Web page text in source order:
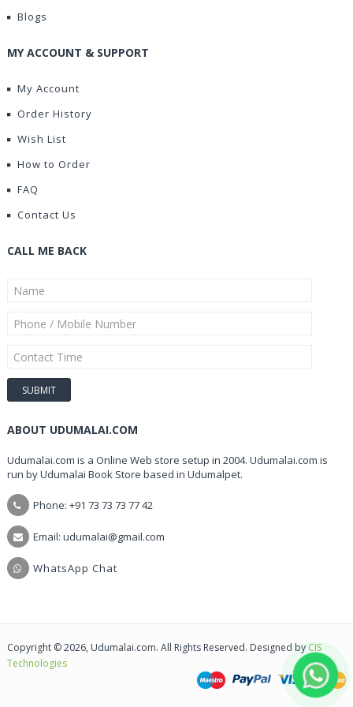
Blogs
MY ACCOUNT & SUPPORT
My Account
Order History
Wish List
How to Order
FAQ
Contact Us
CALL ME BACK
ABOUT UDUMALAI.COM
Udumalai.com is a Online Web store setup in 2004. Udumalai.com is
run by Udumalai Book Store based in Udumalpet.
Phone: +91 73 73 73 77 42
Email: udumalai@gmail.com
WhatsApp Chat
Copyright © 2026, Udumalai.com. All Rights Reserved. Designed by CIS
Technologies